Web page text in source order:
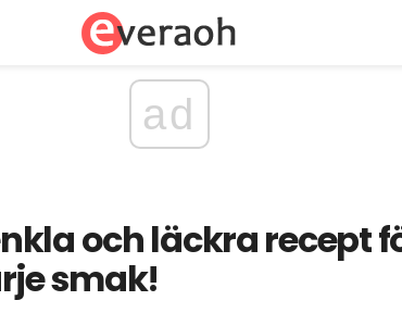
ad
och läckra recept
smak!